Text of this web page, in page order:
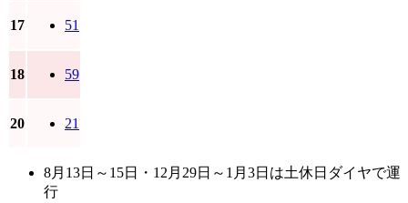
17 51
18 59
20 21
8月13日～15日・12月29日～1月3日は土休日ダイヤで運
行